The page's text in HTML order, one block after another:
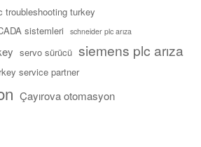
troubleshooting turkey
sistemleri schneider plc arıza
servo sürücü siemens plc arıza
service partner
Çayırova otomasyon